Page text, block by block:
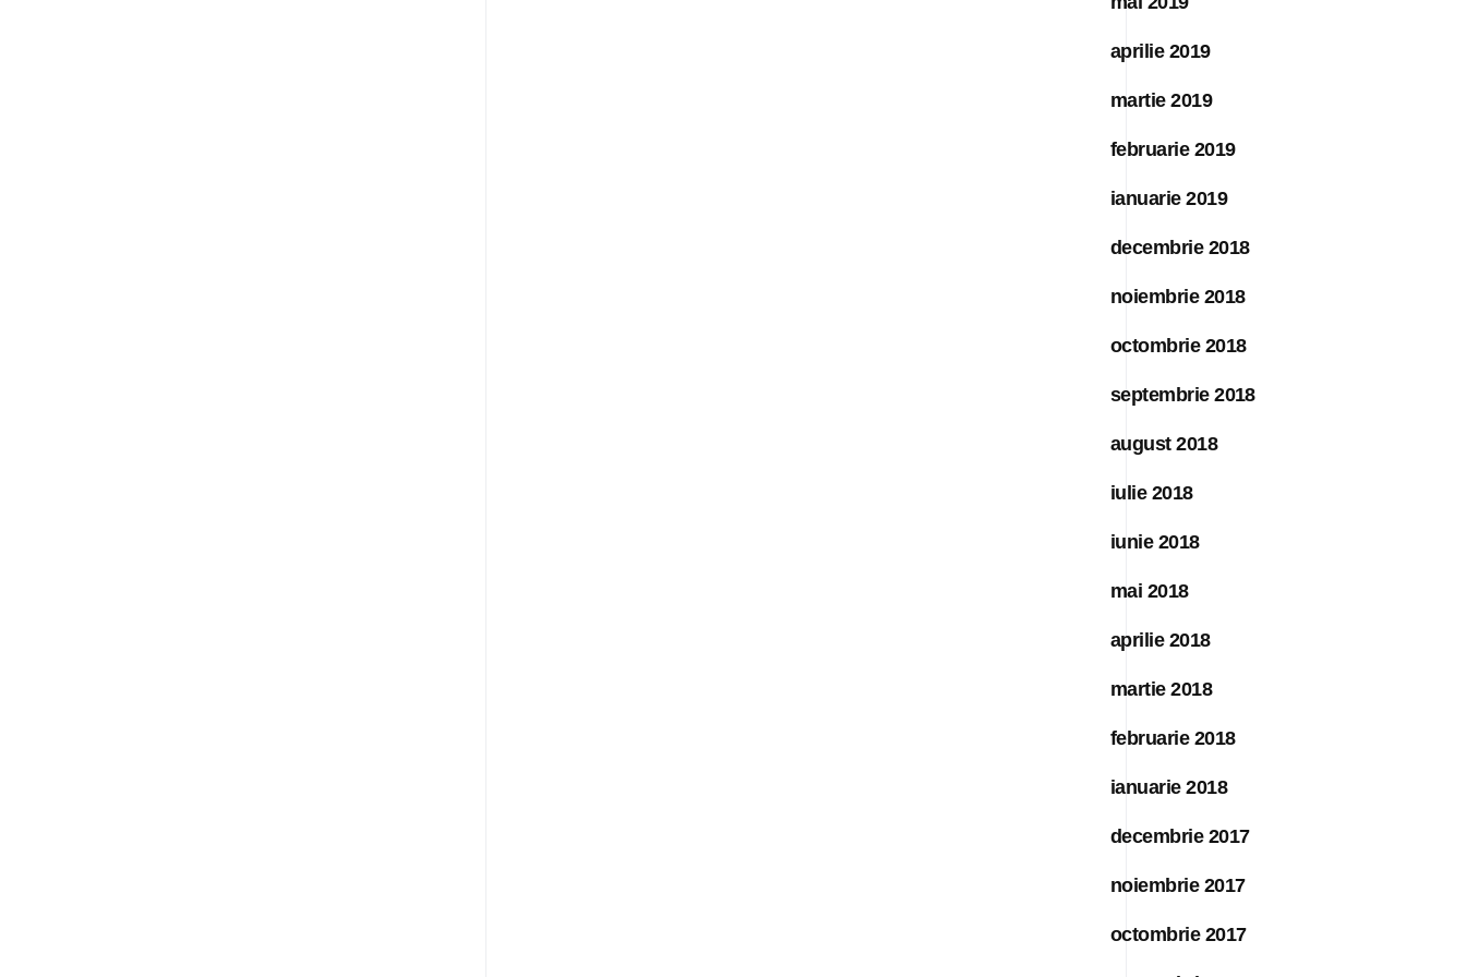
aprilie 2019
martie 2019
februarie 2019
ianuarie 2019
decembrie 2018
noiembrie 2018
octombrie 2018
septembrie 2018
august 2018
iulie 2018
iunie 2018
mai 2018
aprilie 2018
martie 2018
februarie 2018
ianuarie 2018
decembrie 2017
noiembrie 2017
octombrie 2017